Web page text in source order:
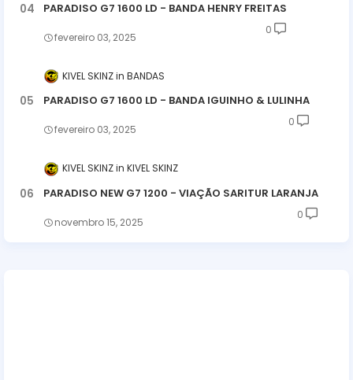
PARADISO G7 1600 LD - BANDA HENRY FREITAS
fevereiro 03, 2025
0
KIVEL SKINZ BANDAS
PARADISO G7 1600 LD - BANDA IGUINHO & LULINHA
fevereiro 03, 2025
0
KIVEL SKINZ KIVEL SKINZ
PARADISO NEW G7 1200 - VIAÇÃO SARITUR LARANJA
novembro 15, 2025
0